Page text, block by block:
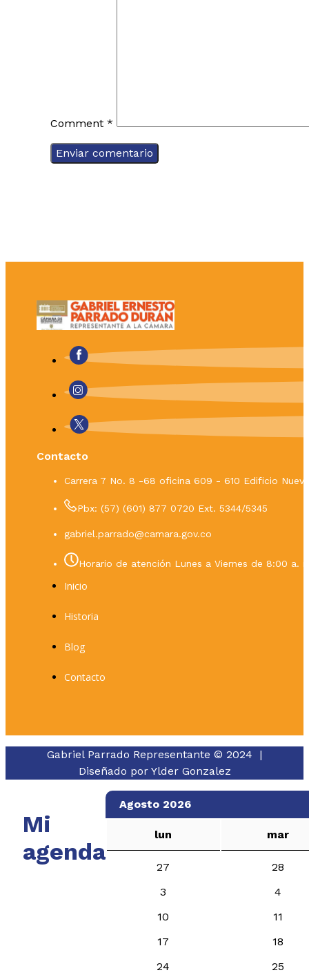
Comment *
Contacto
Carrera 7 No. 8 -68 oficina 609 - 610 Edificio
Pbx: (57) (601) 877 0720 Ext. 5344/5345
gabriel.parrado@camara.gov.co
Horario de atención Lunes a Viernes de 8:00 a.
Inicio
Historia
Blog
Contacto
Gabriel Parrado Representante © 2024 |
Diseñado por Ylder Gonzalez
Mi
agenda
Agosto 2026
lun mar
27
28
3
4
10
11
17
18
24
25